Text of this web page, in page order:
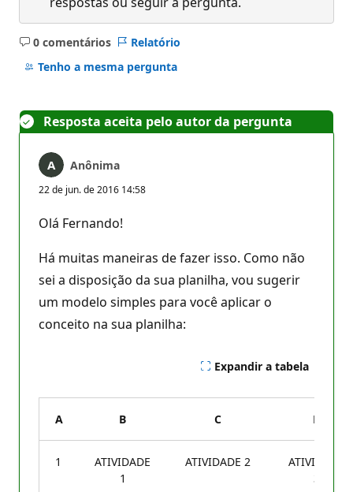
0 comentários
Sem
comentários
Relatório
Tenho a mesma pergunta
Resposta aceita pelo autor da pergunta
Anônima
22 de jun. de 2016 14:58
Olá Fernando!
Há muitas maneiras de fazer isso. Como não
sei a disposição da sua planilha, vou sugerir
um modelo simples para você aplicar o
conceito na sua planilha:
Expandir a tabela
A B C D
1
ATIVIDADE
1
ATIVIDADE 2
ATIVIDADE
3